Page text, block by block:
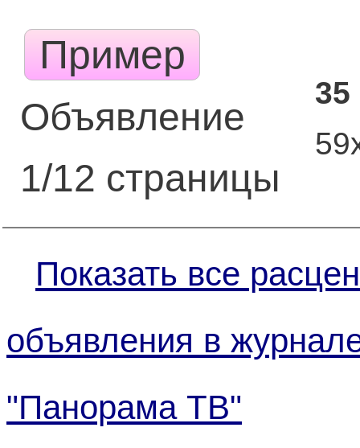
Пример
Объявление
1/12 страницы
Показать все
объявления в
"Панорама ТВ"